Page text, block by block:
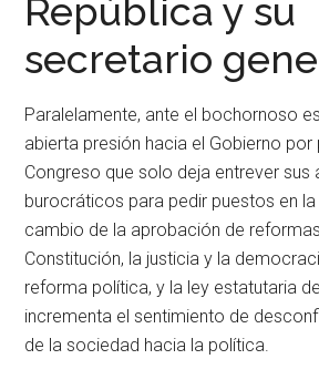
República y su
secretario
Paralelamente, ante el bochornoso
abierta presión hacia el Gobierno por
Congreso que solo deja entrever sus
burocráticos para pedir puestos en
cambio de la aprobación de
Constitución, la justicia y la
reforma política, y la ley estatutaria
incrementa el sentimiento de
de la sociedad hacia la política.